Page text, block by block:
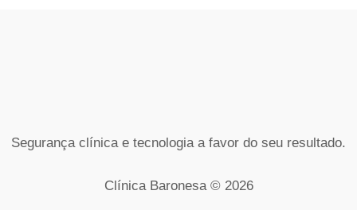
Segurança clínica e tecnologia a favor do seu resultado.
Clínica Baronesa © 2026